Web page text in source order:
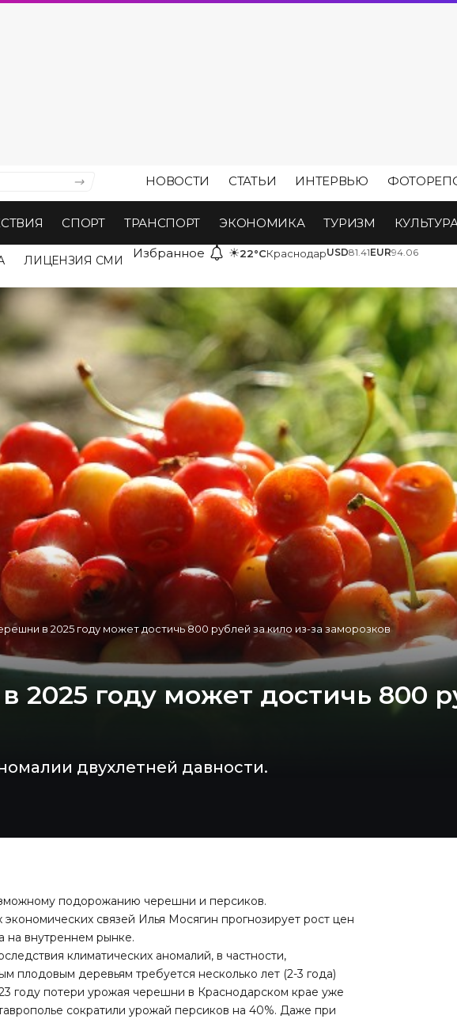
НОВОСТИ СТАТЬИ ИНТЕРВЬЮ
СПОРТ ТРАНСПОРТ ЭКОНОМИКА ТУРИЗМ
ЛИЦЕНЗИЯ СМИ Избранное ☀22°CКраснодарUSD81.41EUR94.06
в 2025 году может достичь 800 рублей за кило из-за заморозков
2025 году может достичь 800
двухлетней давности.
подорожанию черешни и персиков.
связей Илья Мосягин прогнозирует рост цен
на внутреннем рынке.
климатических аномалий, в частности,
плодовым деревьям требуется несколько лет (2-3 года)
году потери урожая черешни в Краснодарском крае уже
сократили урожай персиков на 40%. Даже при